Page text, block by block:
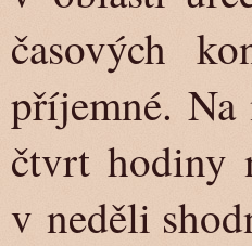
časových
příjemné. Na
čtvrt hodiny
v neděli